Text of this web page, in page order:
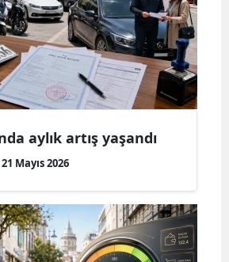
aylık artış yaşandı
21 Mayıs 2026